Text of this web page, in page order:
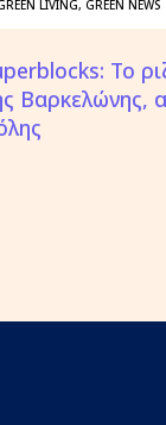
LIVING, GREEN NEWS
Το
Βαρκελώνης,